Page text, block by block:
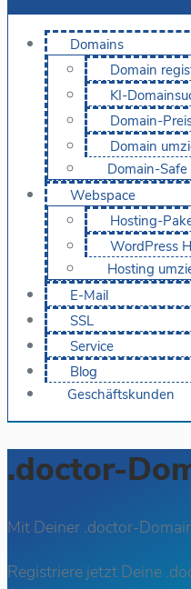
Domains
Domain
KI-
Domain-
Domain
Domain-Safe
Webspace
Hosting-
WordPress
Hosting
E-Mail
SSL
Service
Blog
Geschäftskunden
.doctor-
Mit Deiner .doctor-
Registriere jetzt Deine